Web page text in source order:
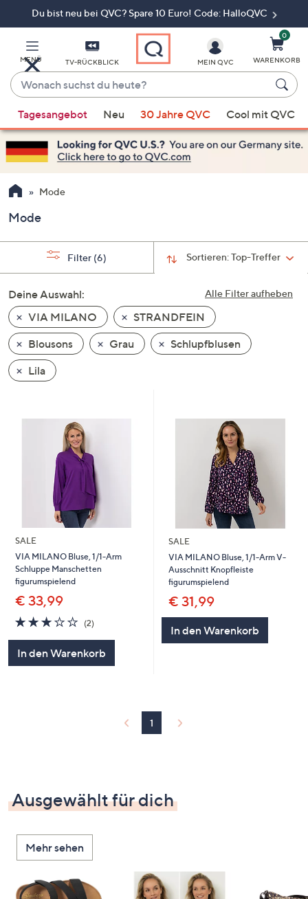
Du bist neu bei QVC? Spare 10 Euro! Code: HalloQVC
MENÜ TV-RÜCKBLICK
Wonach
suchst
du
heute?
Vorschläge
verfügbar
sind,
verwenden
Sie
Pfeiltasten
nach
und
nach
unten
oder
wischen
Sie
auf
nach
anzuzeigen.
MEIN QVC
0
WARENKORB
Tagesangebot Neu 30 Jahre QVC Cool mit QVC
Mode
Mode
Sortieren:Top-Treffer
Filter (6)
Alle Filter aufheben
Deine Auswahl:
VIA MILANO
STRANDFEIN
Blousons
Grau
Schlupfblusen
Lila
SALE
VIA MILANO Bluse, 1/1-Arm
Schluppe Manschetten
figurumspielend
€ 33,99
3.0
von
(2)2
In den Warenkorb
SALE
VIA MILANO Bluse, 1/1-Arm V-
Ausschnitt Knopfleiste
figurumspielend
€ 31,99
In den Warenkorb
1
Ausgewählt für dich
Mehr sehen